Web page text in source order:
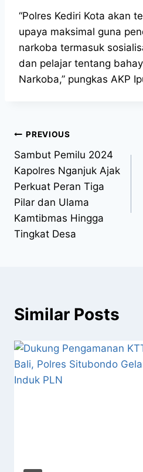
“Polres Kediri Kota akan
upaya maksimal guna
narkoba termasuk
dan pelajar tentang
Narkoba,” pungkas AKP
PREVIOUS
Sambut Pemilu 2024
Kapolres Nganjuk Ajak
Perkuat Peran Tiga
Pilar dan Ulama
Kamtibmas Hingga
Tingkat Desa
Similar Posts